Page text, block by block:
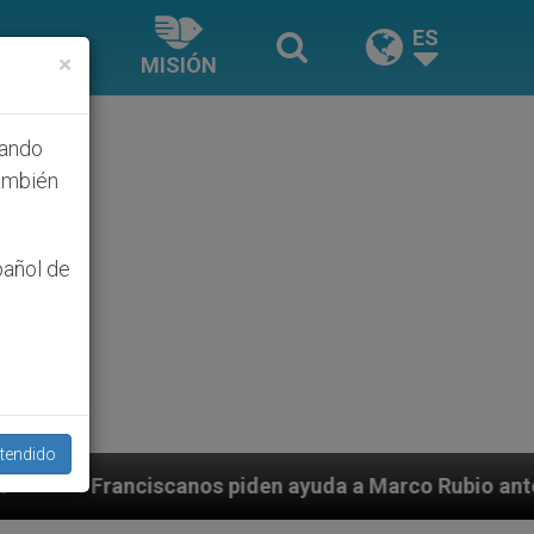
MISIÓN
ES
ayuda a Marco Rubio ante persecución de
×
de